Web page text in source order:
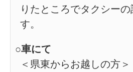
りたところでタクシーの
す。
○車にて
＜県東からお越しの方＞